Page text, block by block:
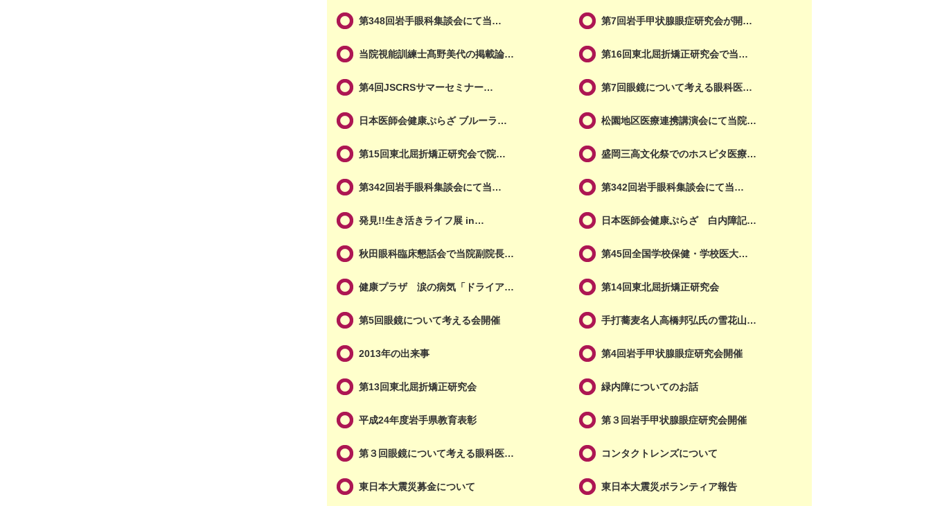
第348回岩手眼科集談会にて当… 第7回岩手甲状腺眼症研究会が開…
当院視能訓練士髙野美代の掲載論… 第16回東北屈折矯正研究会で当…
第4回JSCRSサマーセミナー… 第7回眼鏡について考える眼科医…
日本医師会健康ぷらざ ブルーラ… 松園地区医療連携講演会にて当院…
第15回東北屈折矯正研究会で院… 盛岡三高文化祭でのホスピタ医療…
第342回岩手眼科集談会にて当… 第342回岩手眼科集談会にて当…
発見!!生き活きライフ展 in… 日本医師会健康ぷらざ 白内障記…
秋田眼科臨床懇話会で当院副院長… 第45回全国学校保健・学校医大…
健康プラザ 涙の病気「ドライア… 第14回東北屈折矯正研究会
第5回眼鏡について考える会開催 手打蕎麦名人高橋邦弘氏の雪花山…
2013年の出来事 第4回岩手甲状腺眼症研究会開催
第13回東北屈折矯正研究会 緑内障についてのお話
平成24年度岩手県教育表彰 第３回岩手甲状腺眼症研究会開催
第３回眼鏡について考える眼科医… コンタクトレンズについて
東日本大震災募金について 東日本大震災ボランティア報告